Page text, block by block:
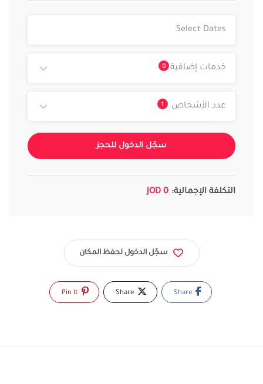
خدمات إضافية 0
عدد الأشخاص 1
سجّل الدخول للحجز
التكلفة الإجمالية: 0 JOD
سجّل الدخول لحفظ المكان